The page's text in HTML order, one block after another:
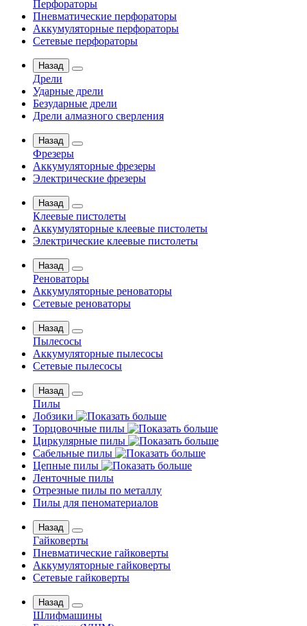
Перфораторы
Пневматические перфораторы
Аккумуляторные перфораторы
Сетевые перфораторы
Назад
Дрели
Ударные дрели
Безударные дрели
Дрели алмазного сверления
Назад
Фрезеры
Аккумуляторные фрезеры
Электрические фрезеры
Назад
Клеевые пистолеты
Аккумуляторные клеевые пистолеты
Электрические клеевые пистолеты
Назад
Реноваторы
Аккумуляторные реноваторы
Сетевые реноваторы
Назад
Пылесосы
Аккумуляторные пылесосы
Сетевые пылесосы
Назад
Пилы
Лобзики
Торцовочные пилы
Циркулярные пилы
Сабельные пилы
Цепные пилы
Ленточные пилы
Отрезные пилы по металлу
Пилы для пеноматериалов
Назад
Гайковерты
Пневматические гайковерты
Аккумуляторные гайковерты
Сетевые гайковерты
Назад
Шлифмашины